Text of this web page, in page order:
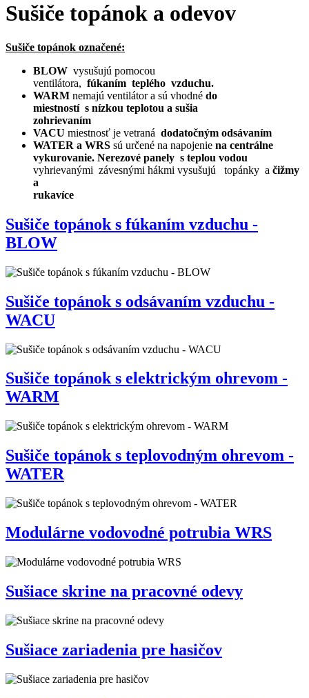
Sušiče topánok a odevov
Sušiče topánok označené:
BLOW vysušujú pomocou
ventilátora, fúkaním teplého vzduchu.
WARM nemajú ventilátor a sú vhodné do
miestností s nízkou teplotou a sušia
zohrievaním
VACU miestnosť je vetraná dodatočným odsávaním
WATER a WRS sú určené na napojenie na centrálne
vykurovanie. Nerezové panely s teplou vodou
vyhrievanými závesnými hákmi vysušujú topánky a čižmy
a
rukavíce
Sušiče topánok s fúkaním vzduchu -
BLOW
Sušiče topánok s odsávaním vzduchu -
WACU
Sušiče topánok s elektrickým ohrevom -
WARM
Sušiče topánok s teplovodným ohrevom -
WATER
Modulárne vodovodné potrubia WRS
Sušiace skrine na pracovné odevy
Sušiace zariadenia pre hasičov